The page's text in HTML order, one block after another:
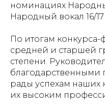
номинациях
Народный вокал 16/17
По итогам конкурса-
средней и старшей
степени.
благодарственными
рады успехам наших
их высоким